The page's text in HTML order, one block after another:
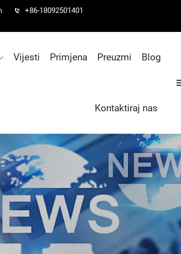
+86-18092501401
Vijesti Primjena Preuzmi Blog
Kontaktiraj nas